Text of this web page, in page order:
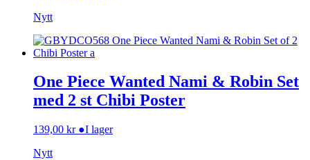
Nytt
One Piece Wanted Nami & Robin Set
med 2 st Chibi Poster
139,00 kr ●I lager
Nytt